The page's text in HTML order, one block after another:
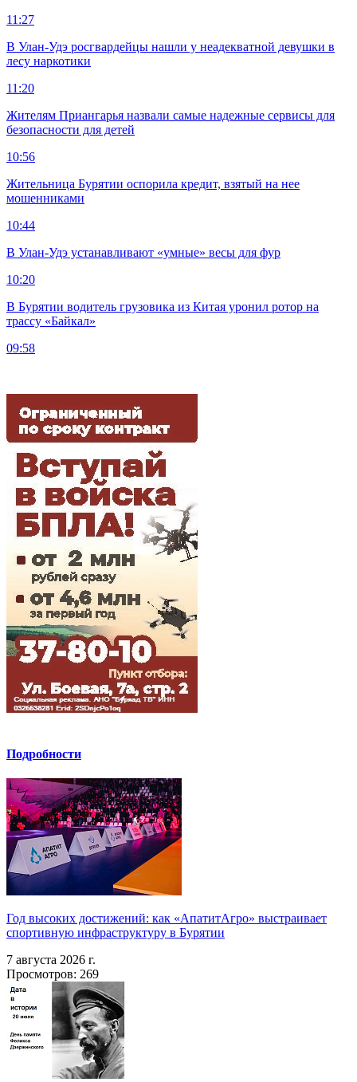
11:27
В Улан-Удэ росгвардейцы нашли у неадекватной девушки в
лесу наркотики
11:20
Жителям Приангарья назвали самые надежные сервисы для
безопасности для детей
10:56
Жительница Бурятии оспорила кредит, взятый на нее
мошенниками
10:44
В Улан-Удэ устанавливают «умные» весы для фур
10:20
В Бурятии водитель грузовика из Китая уронил ротор на
трассу «Байкал»
09:58
Подробности
Год высоких достижений: как «АпатитАгро» выстраивает
спортивную инфраструктуру в Бурятии
7 августа 2026 г.
Просмотров: 269